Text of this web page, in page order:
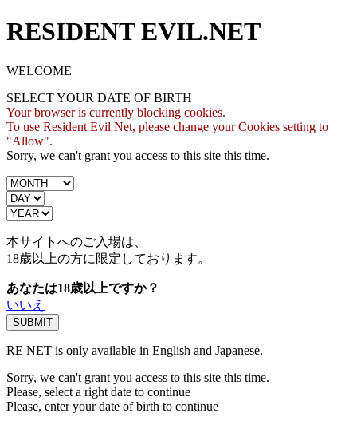
RESIDENT EVIL.NET
WELCOME
SELECT YOUR DATE OF BIRTH
Your browser is currently blocking cookies.
To use Resident Evil Net, please change your Cookies setting to
"Allow".
Sorry, we can't grant you access to this site this time.
本サイトへのご入場は、
18歳以上の方に限定しております。
あなたは18歳以上ですか？
いいえ
RE NET is only available in English and Japanese.
Sorry, we can't grant you access to this site this time.
Please, select a right date to continue
Please, enter your date of birth to continue